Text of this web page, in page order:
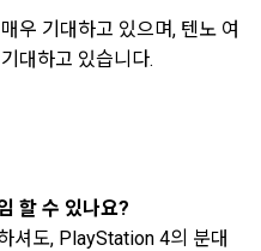
우 기대하고 있으며, 텐노 여
대하고 있습니다.
할 수 있나요?
셔도, PlayStation 4의 분대